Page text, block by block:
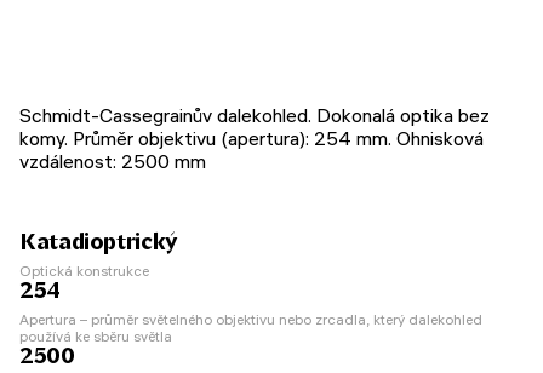
Schmidt-Cassegrainův dalekohled. Dokonalá optika bez
komy. Průměr objektivu (apertura): 254 mm. Ohnisková
vzdálenost: 2500 mm
Katadioptrický
Optická konstrukce
254
Apertura – průměr světelného objektivu nebo zrcadla, který dalekohled
používá ke sběru světla
2500